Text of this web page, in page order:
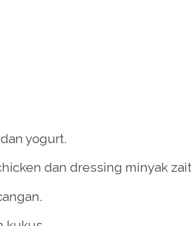
yogurt.
dan dressing minyak